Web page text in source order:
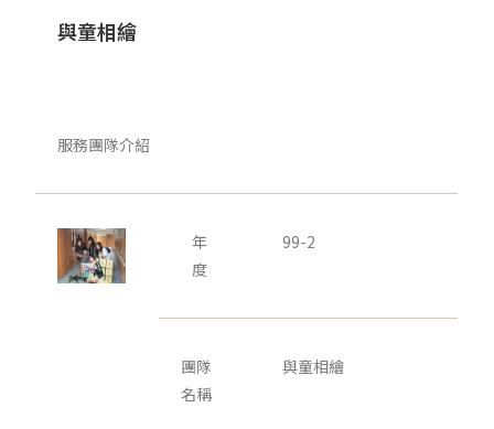
與童相繪
服務團隊介紹
年
度
99-2
團隊
名稱
與童相繪